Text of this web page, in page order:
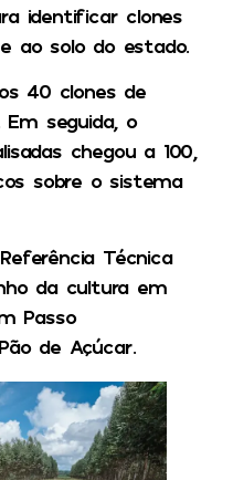
identificar clones
ao solo do estado.
40 clones de
seguida, o
chegou a 100,
sobre o sistema
Técnica
da cultura em
Passo
de Açúcar.